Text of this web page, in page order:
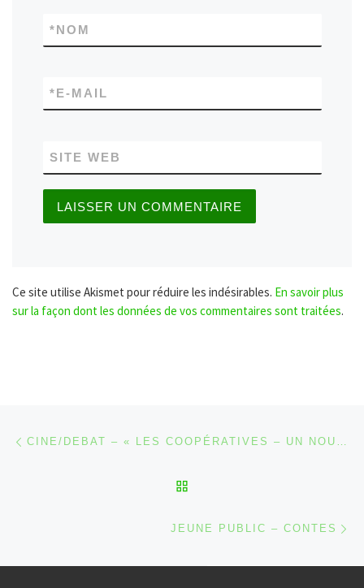
NOM
*
E-MAIL
*
SITE WEB
Ce site utilise Akismet pour réduire les indésirables. En savoir plus
sur la façon dont les données de vos commentaires sont traitées.
Parcourir les articles CINE/DEBAT – « LES COOPÉRATIVES – UN NOUVEAU RÉCIT »
JEUNE PUBLIC – CONTES